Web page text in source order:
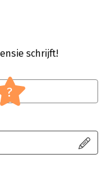
schrijft!
?